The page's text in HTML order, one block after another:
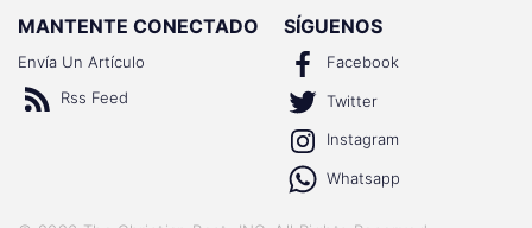
MANTENTE CONECTADO
Envía Un Artículo
Rss Feed
SÍGUENOS
Facebook
Twitter
Instagram
Whatsapp